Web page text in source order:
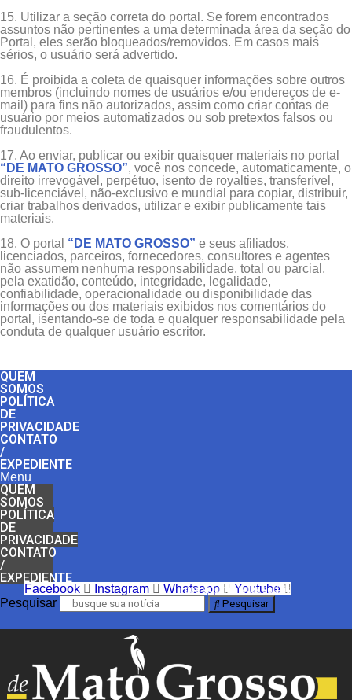
15. Utilizar a seção correta do portal. Se forem encontrados
assuntos não pertinentes a uma determinada área da seção do
Portal, eles serão bloqueados/removidos. Em casos mais
sérios, o usuário será advertido.
16. É proibida a coleta de quaisquer informações sobre outros
membros (incluindo nomes de usuários e/ou endereços de e-
mail) para fins não autorizados, assim como criar contas de
usuário por meios automatizados ou sob pretextos falsos ou
fraudulentos.
17. Ao enviar, publicar ou exibir quaisquer materiais no portal
“DE MATO GROSSO”, você nos concede, automaticamente, o
direito irrevogável, perpétuo, isento de royalties, transferível,
sub-licenciável, não-exclusivo e mundial para copiar, distribuir,
criar trabalhos derivados, utilizar e exibir publicamente tais
materiais.
18. O portal “DE MATO GROSSO” e seus afiliados,
licenciados, parceiros, fornecedores, consultores e agentes
não assumem nenhuma responsabilidade, total ou parcial,
pela exatidão, conteúdo, integridade, legalidade,
confiabilidade, operacionalidade ou disponibilidade das
informações ou dos materiais exibidos nos comentários do
portal, isentando-se de toda e qualquer responsabilidade pela
conduta de qualquer usuário escritor.
QUEM
SOMOS
POLÍTICA
DE
PRIVACIDADE
CONTATO
/
EXPEDIENTE
Menu
QUEM
SOMOS
POLÍTICA
DE
PRIVACIDADE
CONTATO
/
EXPEDIENTE
nos siga nas redes sociais
Facebook Instagram Whatsapp
Youtube
Pesquisar
Pesquisar